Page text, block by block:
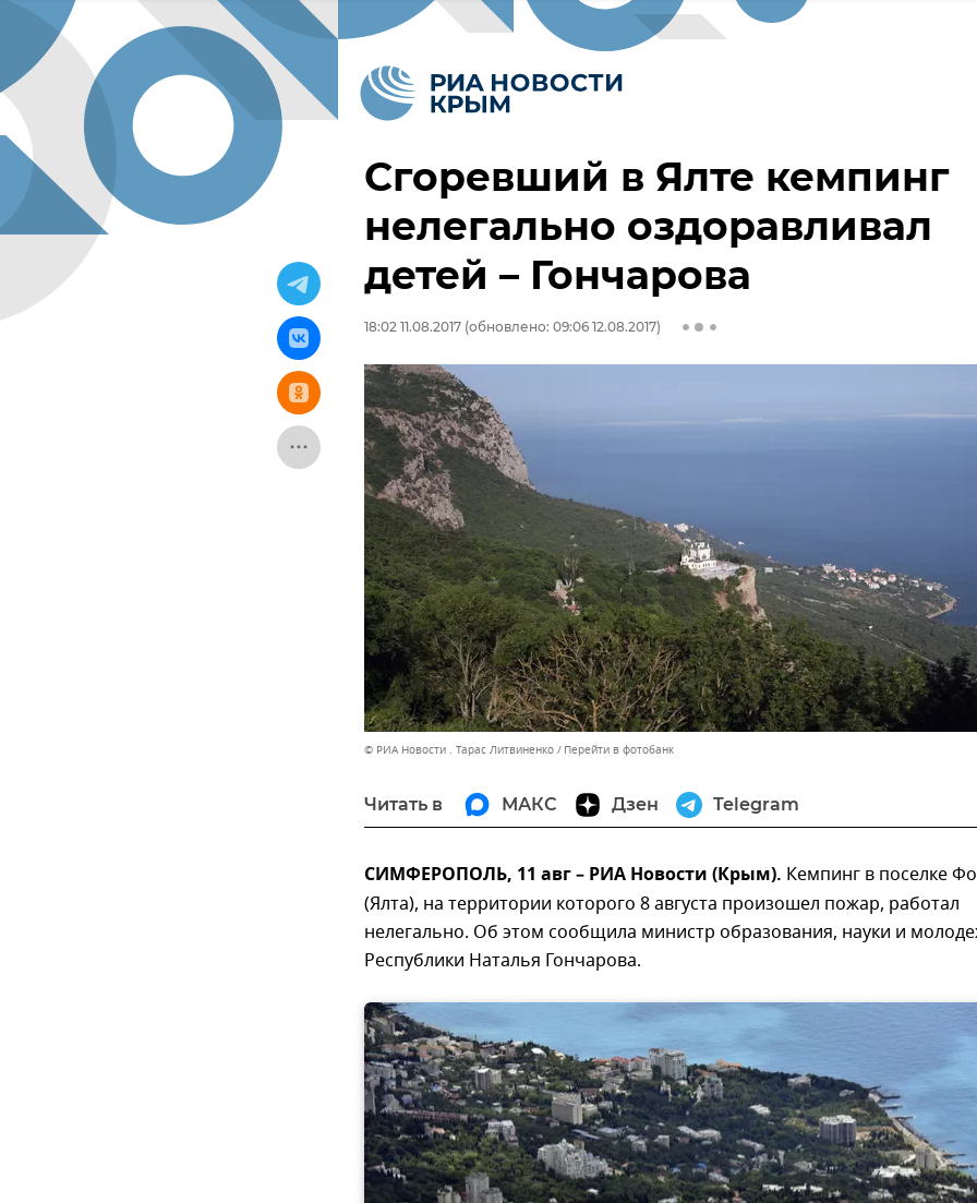
Сгоревший в Ялте кемпинг
нелегально оздоравливал
детей – Гончарова
18:02 11.08.2017 (обновлено: 09:06 12.08.2017)
© РИА Новости . Тарас Литвиненко Перейти в фотобанк
Читать в МАКС Дзен Telegram
СИМФЕРОПОЛЬ, 11 авг – РИА Новости (Крым). Кемпинг в поселке
(Ялта), на территории которого 8 августа произошел пожар, работал
нелегально. Об этом сообщила министр образования, науки и
Республики Наталья Гончарова.